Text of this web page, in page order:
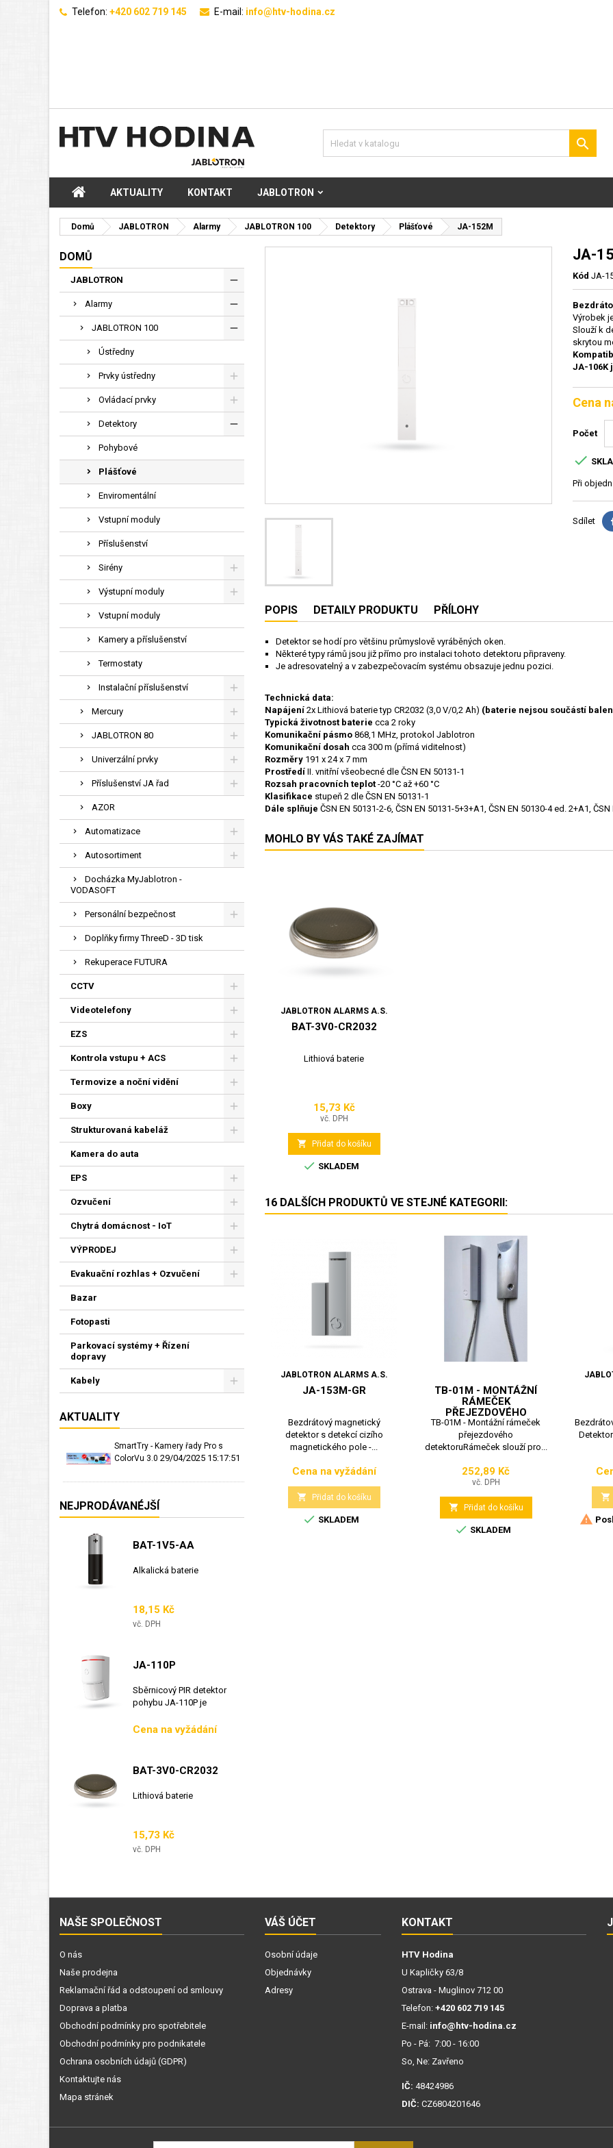
Telefon: +420 602 719 145 E-mail: info@htv-hodina.cz

AKTUALITY KONTAKT JABLOTRON
Domů JABLOTRON Alarmy JABLOTRON 100 Detektory Plášťové JA-152M
DOMŮ
JABLOTRON
Alarmy
JABLOTRON 100
Ústředny
Prvky ústředny
Ovládací prvky
Detektory
Pohybové
Plášťové
Enviromentální
Vstupní moduly
Příslušenství
Sirény
Výstupní moduly
Vstupní moduly
Kamery a příslušenství
Termostaty
Instalační příslušenství
Mercury
JABLOTRON 80
Univerzální prvky
Příslušenství JA řad
AZOR
Automatizace
Autosortiment
Docházka MyJablotron -
VODASOFT
Personální bezpečnost
Doplňky firmy ThreeD - 3D tisk
Rekuperace FUTURA
CCTV
Videotelefony
EZS
Kontrola vstupu + ACS
Termovize a noční vidění
Boxy
Strukturovaná kabeláž
Kamera do auta
EPS
Ozvučení
Chytrá domácnost - IoT
VÝPRODEJ
Evakuační rozhlas + Ozvučení
Bazar
Fotopasti
Parkovací systémy + Řízení
dopravy
Kabely
AKTUALITY
SmartTry - Kamery řady Pro s
ColorVu 3.0 29/04/2025 15:17:51
NEJPRODÁVANÉJŠÍ
BAT-1V5-AA
Alkalická baterie
Cena
18,15 Kč
vč. DPH
JA-110P
Sběrnicový PIR detektor
pohybu JA-110P je
Cena
Cena na vyžádání
BAT-3V0-CR2032
Lithiová baterie
Cena
15,73 Kč
vč. DPH
JA-
Kód JA-
Výrobek
Slouží k
skrytou
JA-106K
Cena
Počet

Při
Sdílet
POPIS DETAILY PRODUKTU PŘÍLOHY
Detektor se hodí pro většinu průmyslově vyráběných oken.
Některé typy rámů jsou již přímo pro instalaci tohoto detektoru připraveny.
Je adresovatelný a v zabezpečovacím systému obsazuje jednu pozici.
Technická data:
Napájení 2x Lithiová baterie typ CR2032 (3,0 V/0,2 Ah) (baterie nejsou součástí
Typická životnost baterie cca 2 roky
Komunikační pásmo 868,1 MHz, protokol Jablotron
Komunikační dosah cca 300 m (přímá viditelnost)
Rozměry 191 x 24 x 7 mm
Prostředí II. vnitřní všeobecné dle ČSN EN 50131-1
Rozsah pracovních teplot -20 °C až +60 °C
Klasifikace stupeň 2 dle ČSN EN 50131-1
Dále splňuje ČSN EN 50131-2-6, ČSN EN 50131-5+3+A1, ČSN EN 50130-4 ed. 2+A1,
MOHLO BY VÁS TAKÉ ZAJÍMAT
JABLOTRON ALARMS A.S.
BAT-3V0-CR2032
Lithiová baterie
Cena
15,73 Kč
vč. DPH
 Přidat do košíku
 SKLADEM
16 DALŠÍCH PRODUKTŮ VE STEJNÉ KATEGORII:
JABLOTRON ALARMS A.S.
JA-153M-GR
Bezdrátový magnetický
detektor s detekcí cizího
magnetického pole -...
Cena
Cena na vyžádání
 Přidat do košíku
 SKLADEM
TB-01M - MONTÁŽNÍ
RÁMEČEK
PŘEJEZDOVÉHO
DETEKTORU
TB-01M - Montážní rámeček
přejezdového
detektoruRámeček slouží pro...
Cena
252,89 Kč
vč. DPH
 Přidat do košíku
 SKLADEM


NAŠE SPOLEČNOST
O nás
Naše prodejna
Reklamační řád a odstoupení od smlouvy
Doprava a platba
Obchodní podmínky pro spotřebitele
Obchodní podmínky pro podnikatele
Ochrana osobních údajů (GDPR)
Kontaktujte nás
Mapa stránek
VÁŠ ÚČET
Osobní údaje
Objednávky
Adresy
KONTAKT
HTV Hodina
U Kapličky 63/8
Ostrava - Muglinov 712 00
Telefon: +420 602 719 145
E-mail: info@htv-hodina.cz
Po - Pá: 7:00 - 16:00
So, Ne: Zavřeno
IČ: 48424986
DIČ: CZ6804201646